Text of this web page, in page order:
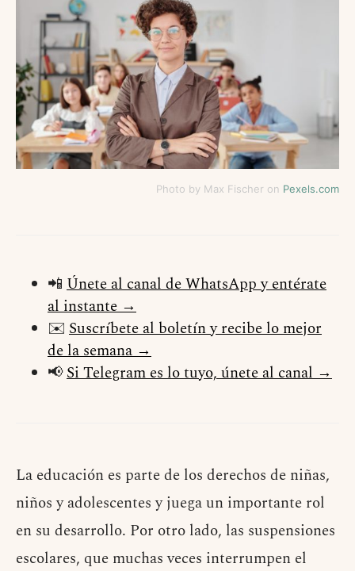
Photo by Max Fischer on Pexels.com
📲 Únete al canal de WhatsApp y entérate
al instante →
✉️ Suscríbete al boletín y recibe lo mejor
de la semana →
📢Si Telegram es lo tuyo, únete al canal →
La educación es parte de los derechos de niñas,
niños y adolescentes y juega un importante rol
en su desarrollo. Por otro lado, las suspensiones
escolares, que muchas veces interrumpen el